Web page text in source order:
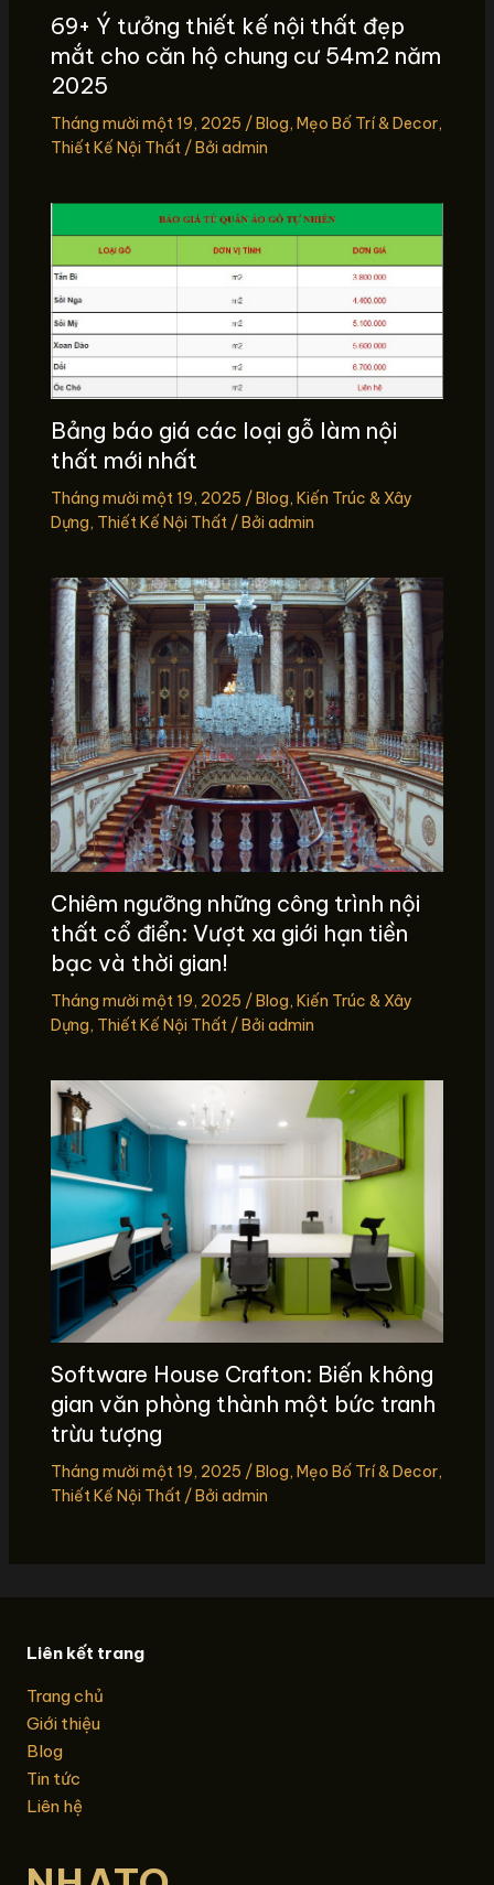
69+ Ý tưởng thiết kế nội thất đẹp
mắt cho căn hộ chung cư 54m2 năm
2025
Tháng mười một 19, 2025 /Blog, Mẹo Bố Trí & Decor,
Thiết Kế Nội Thất / Bởi admin
Bảng báo giá các loại gỗ làm nội
thất mới nhất
Tháng mười một 19, 2025 /Blog, Kiến Trúc & Xây
Dựng, Thiết Kế Nội Thất/ Bởi admin
Chiêm ngưỡng những công trình nội
thất cổ điển: Vượt xa giới hạn tiền
bạc và thời gian!
Tháng mười một 19, 2025 /Blog, Kiến Trúc & Xây
Dựng, Thiết Kế Nội Thất/ Bởi admin
Software House Crafton: Biến không
gian văn phòng thành một bức tranh
trừu tượng
Tháng mười một 19, 2025 /Blog, Mẹo Bố Trí & Decor,
Thiết Kế Nội Thất/ Bởi admin
Liên kết trang
Trang chủ
Giới thiệu
Blog
Tin tức
Liên hệ